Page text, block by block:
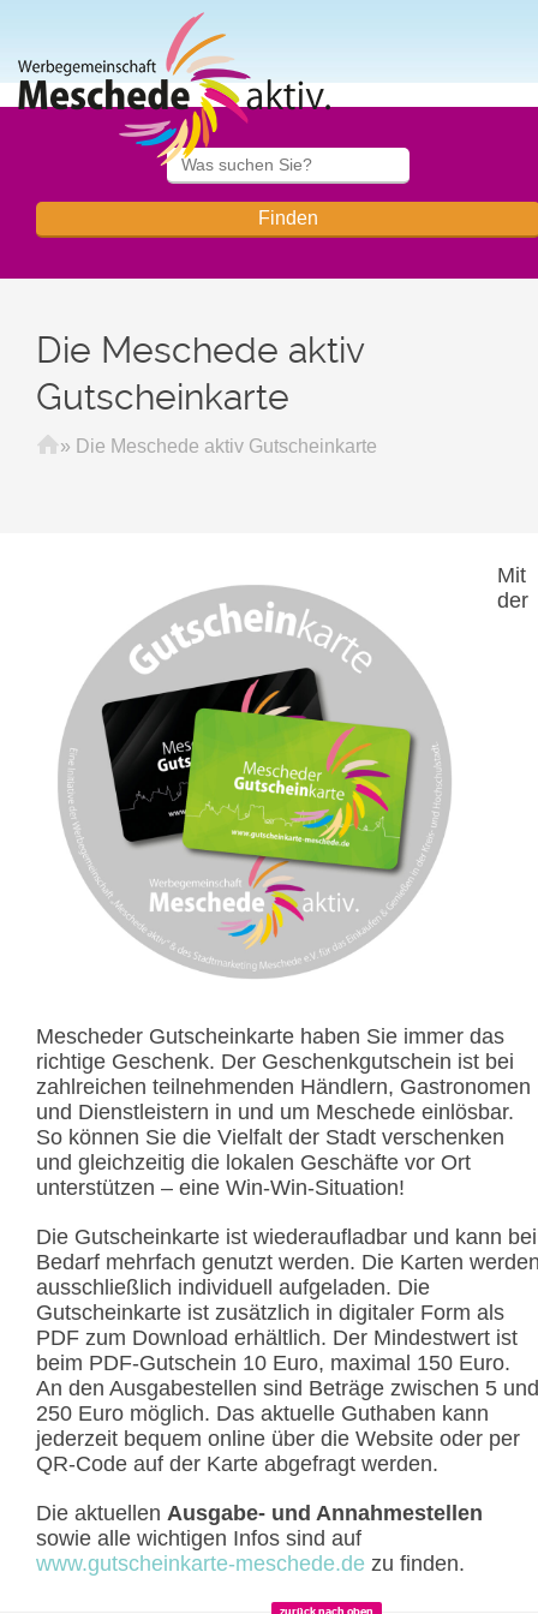
Die Meschede aktiv
Gutscheinkarte
Startseite
» Die Meschede aktiv Gutscheinkarte
Mit
der
Mescheder Gutscheinkarte haben Sie immer das
richtige Geschenk. Der Geschenkgutschein ist bei
zahlreichen teilnehmenden Händlern, Gastronomen
und Dienstleistern in und um Meschede einlösbar.
So können Sie die Vielfalt der Stadt verschenken
und gleichzeitig die lokalen Geschäfte vor Ort
unterstützen – eine Win-Win-Situation!
Die Gutscheinkarte ist wiederaufladbar und kann bei
Bedarf mehrfach genutzt werden. Die Karten
ausschließlich individuell aufgeladen. Die
Gutscheinkarte ist zusätzlich in digitaler Form als
PDF zum Download erhältlich. Der Mindestwert ist
beim PDF-Gutschein 10 Euro, maximal 150 Euro.
An den Ausgabestellen sind Beträge zwischen 5 und
250 Euro möglich. Das aktuelle Guthaben kann
jederzeit bequem online über die Website oder per
QR-Code auf der Karte abgefragt werden.
Die aktuellen Ausgabe- und Annahmestellen
sowie alle wichtigen Infos sind auf
www.gutscheinkarte-meschede.de zu finden.
zurück nach oben